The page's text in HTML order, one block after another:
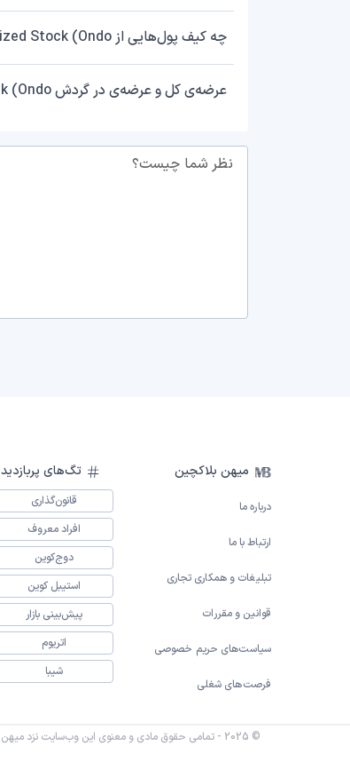
چه کیف پول‌هایی از SPDR Gold Shares Tokenized Stock (Ondo) پشتیبانی می‌کنند؟
عرضه‌ی کل و عرضه‌ی در گردش SPDR Gold Shares Tokenized Stock (Ondo) چقدر است؟
نظر شما چیست؟
میهن بلاکچین
درباره ما
ارتباط با ما
تبلیغات و همکاری تجاری
قوانین و مقررات
سیاست‌های حریم خصوصی
فرصت‌های شغلی
تگ‌های پربازدید
قانون‌گذاری
افراد معروف
دوج‌کوین
استیبل کوین
پیش‌بینی بازار
اتریوم
شیبا
© 2025 - تمامی حقوق مادی و معنوی این وب‌سایت نزد میهن بلاکچین محفوظ است.